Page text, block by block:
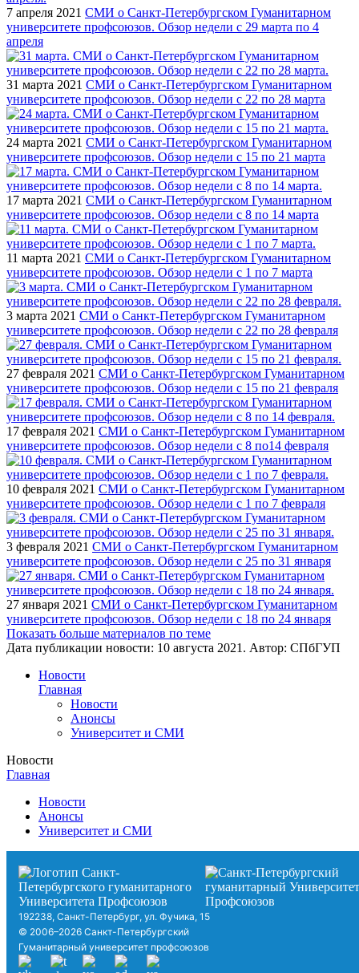
7 апреля 2021 СМИ о Санкт-Петербургском Гуманитарном
университете профсоюзов. Обзор недели с 29 марта по 4
апреля
31 марта 2021 СМИ о Санкт-Петербургском Гуманитарном
университете профсоюзов. Обзор недели с 22 по 28 марта
24 марта 2021 СМИ о Санкт-Петербургском Гуманитарном
университете профсоюзов. Обзор недели с 15 по 21 марта
17 марта 2021 СМИ о Санкт-Петербургском Гуманитарном
университете профсоюзов. Обзор недели с 8 по 14 марта
11 марта 2021 СМИ о Санкт-Петербургском Гуманитарном
университете профсоюзов. Обзор недели с 1 по 7 марта
3 марта 2021 СМИ о Санкт-Петербургском Гуманитарном
университете профсоюзов. Обзор недели с 22 по 28 февраля
27 февраля 2021 СМИ о Санкт-Петербургском Гуманитарном
университете профсоюзов. Обзор недели с 15 по 21 февраля
17 февраля 2021 СМИ о Санкт-Петербургском Гуманитарном
университете профсоюзов. Обзор недели с 8 по14 февраля
10 февраля 2021 СМИ о Санкт-Петербургском Гуманитарном
университете профсоюзов. Обзор недели с 1 по 7 февраля
3 февраля 2021 СМИ о Санкт-Петербургском Гуманитарном
университете профсоюзов. Обзор недели с 25 по 31 января
27 января 2021 СМИ о Санкт-Петербургском Гуманитарном
университете профсоюзов. Обзор недели с 18 по 24 января
Показать больше материалов по теме
Дата публикации новости: 10 августа 2021 . Автор: СПбГУП
Новости
Главная
Новости
Анонсы
Университет и СМИ
Новости
Главная
Новости
Анонсы
Университет и СМИ
192238, Санкт-Петербург, ул. Фучика, 15
© 2006–2026 Санкт-Петербургский
Гуманитарный университет профсоюзов